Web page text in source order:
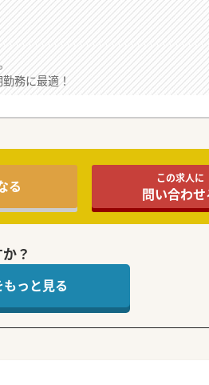
務に最適！
る この求人に
問い合わせ
？
っと見る